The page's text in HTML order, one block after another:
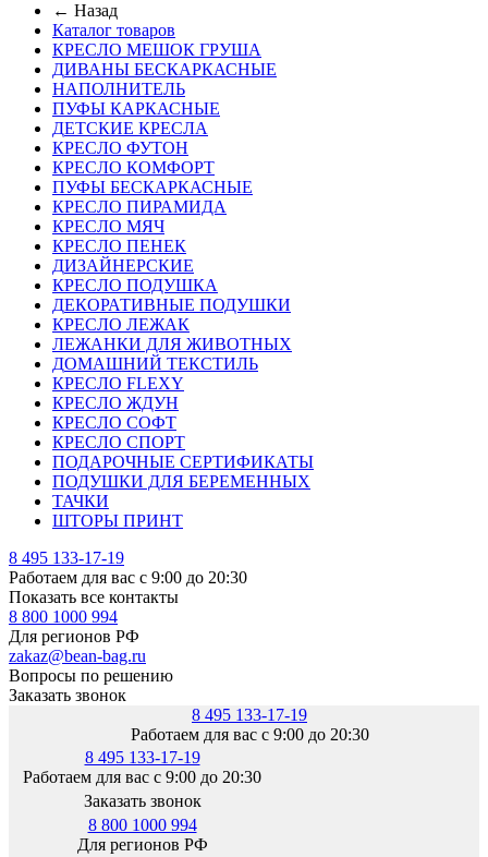
← Назад
Каталог товаров
КРЕСЛО МЕШОК ГРУША
ДИВАНЫ БЕСКАРКАСНЫЕ
НАПОЛНИТЕЛЬ
ПУФЫ КАРКАСНЫЕ
ДЕТСКИЕ КРЕСЛА
КРЕСЛО ФУТОН
КРЕСЛО КОМФОРТ
ПУФЫ БЕСКАРКАСНЫЕ
КРЕСЛО ПИРАМИДА
КРЕСЛО МЯЧ
КРЕСЛО ПЕНЕК
ДИЗАЙНЕРСКИЕ
КРЕСЛО ПОДУШКА
ДЕКОРАТИВНЫЕ ПОДУШКИ
КРЕСЛО ЛЕЖАК
ЛЕЖАНКИ ДЛЯ ЖИВОТНЫХ
ДОМАШНИЙ ТЕКСТИЛЬ
КРЕСЛО FLEXY
КРЕСЛО ЖДУН
КРЕСЛО СОФТ
КРЕСЛО СПОРТ
ПОДАРОЧНЫЕ СЕРТИФИКАТЫ
ПОДУШКИ ДЛЯ БЕРЕМЕННЫХ
ТАЧКИ
ШТОРЫ ПРИНТ
8 495 133-17-19
Работаем для вас с 9:00 до 20:30
Показать все контакты
8 800 1000 994
Для регионов РФ
zakaz@bean-bag.ru
Вопросы по решению
Заказать звонок
8 495 133-17-19
Работаем для вас с 9:00 до 20:30
8 495 133-17-19
Работаем для вас с 9:00 до 20:30
Заказать звонок
8 800 1000 994
Для регионов РФ